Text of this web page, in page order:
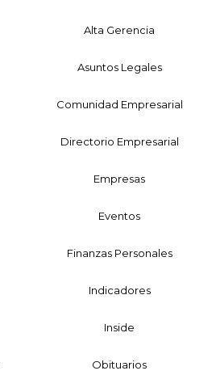
Alta Gerencia
Asuntos Legales
Comunidad Empresarial
Directorio Empresarial
Empresas
Eventos
Finanzas Personales
Indicadores
Inside
Obituarios